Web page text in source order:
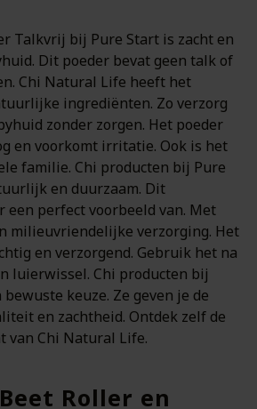
Talkvrij bij Pure Start is zacht en
Dit poeder bevat geen talk of
Chi Natural Life heeft het
ingrediënten. Zo verzorg
zonder zorgen. Het poeder
en voorkomt irritatie. Ook is het
familie. Chi producten bij Pure
en duurzaam. Dit
een perfect voorbeeld van. Met
milieuvriendelijke verzorging. Het
en verzorgend. Gebruik het na
luierwissel. Chi producten bij
keuze. Ze geven je de
en zachtheid. Ontdek zelf de
van Chi Natural Life.
Roller en